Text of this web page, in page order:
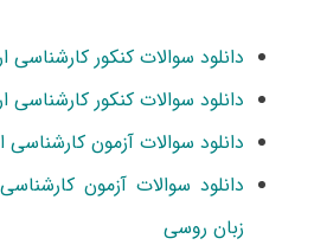
دانلود سوالات کنکور کارشناسی ارشد ۹۹
دانلود سوالات کنکور کارشناسی ارشد ۹۸
دانلود سوالات آزمون کارشناسی ارشد ۹۷-۹۸
زبان روسی